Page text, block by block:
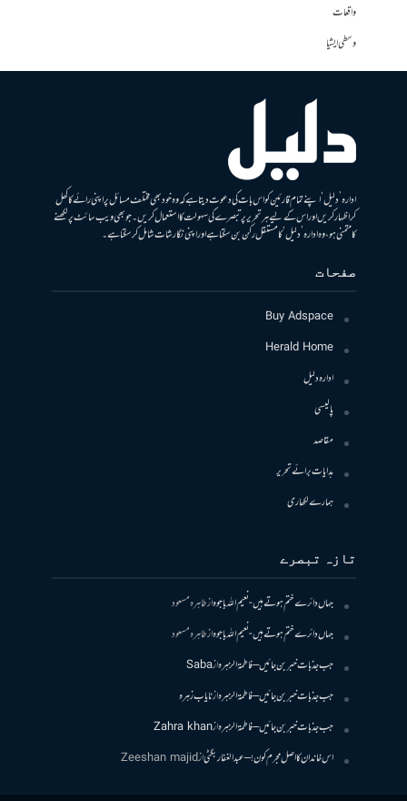
واقعات
وسطی ایشیا
ادارہ ’دلیل‘ اپنے تمام قارئین کو اس بات کی دعوت دیتا ہے کہ وہ خود بھی مختلف مسائل پر اپنی رائے کا کھل
کر اظہار کریں اور اس کے لیے ہر تحریر پر تبصرے کی سہولت کا استعمال کریں۔ جو بھی ویب سائٹ پر لکھنے
کا متمنی ہو، وہ ادارہ ’دلیل‘ کا مستقل رکن بن سکتا ہے اور اپنی نگارشات شامل کرسکتا ہے۔
صفحات
Buy Adspace
Herald Home
ادارہ دلیل
پالیسی
مقاصد
ہدایات برائے تحریر
ہمارے لکھاری
تازہ تبصرے
جہاں دائرے ختم ہوتے ہیں- نعیم اللہ باجوہازطاہرہ مسعود
جہاں دائرے ختم ہوتے ہیں- نعیم اللہ باجوہازطاہرہ مسعود
جب جذبات خبر بن جائیں – فاطمۃالزہرہازSaba
جب جذبات خبر بن جائیں – فاطمۃالزہرہازنایاب زہرہ
جب جذبات خبر بن جائیں – فاطمۃالزہرہازZahra khan
اس خاندان کا اصل مجرم کون! – عبدالغفار بگٹیازZeeshan majid